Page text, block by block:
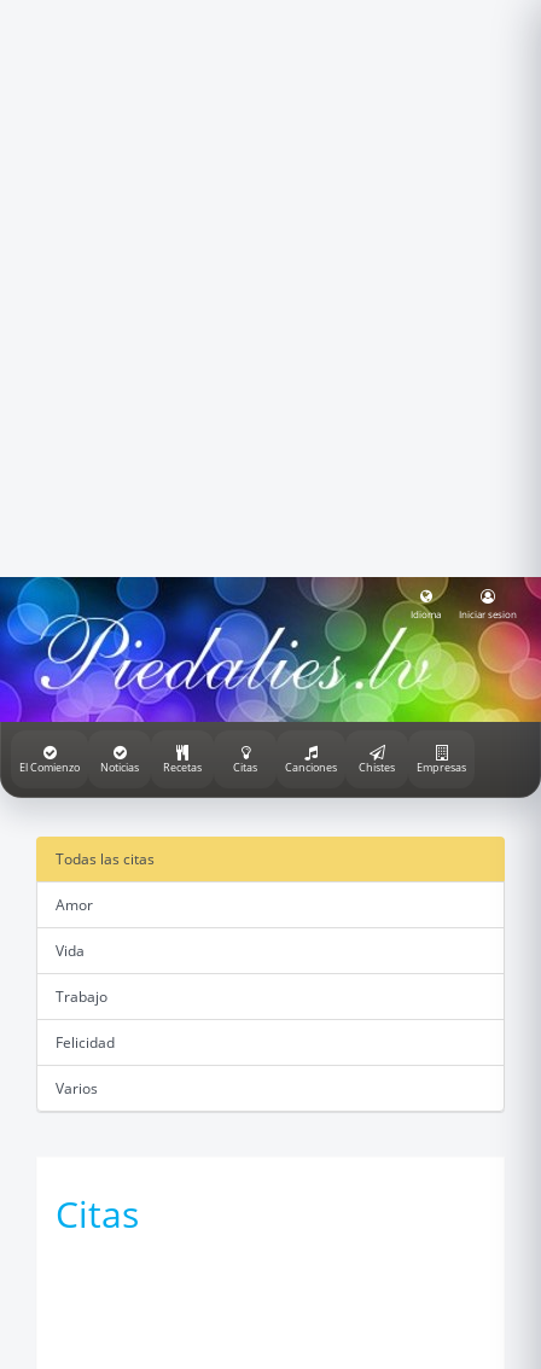
Idioma Iniciar sesion
El Comienzo Noticias Recetas Citas Canciones Chistes Empresas
Todas las citas
Amor
Vida
Trabajo
Felicidad
Varios
Citas